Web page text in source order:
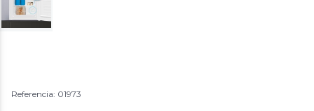
Referencia: 01973